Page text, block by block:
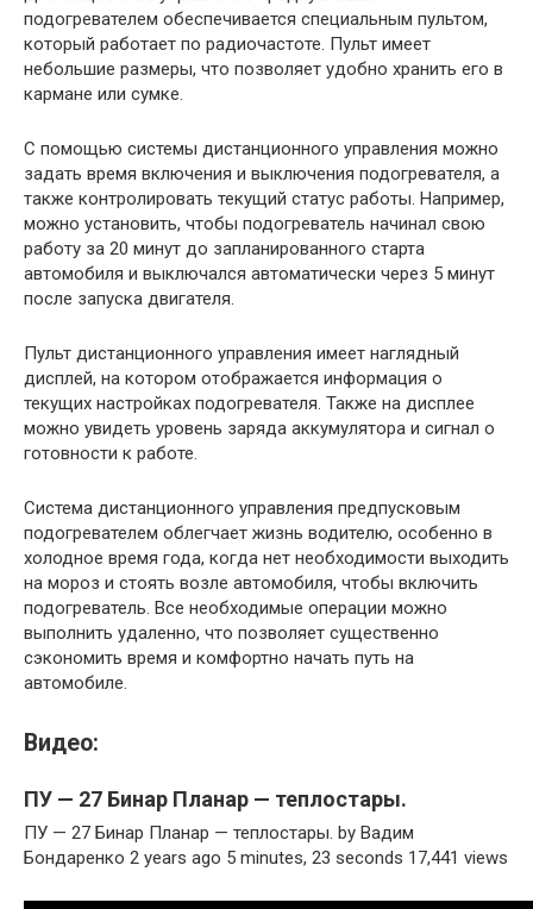
подогревателем обеспечивается специальным пультом,
который работает по радиочастоте. Пульт имеет
небольшие размеры, что позволяет удобно хранить его в
кармане или сумке.
С помощью системы дистанционного управления можно
задать время включения и выключения подогревателя, а
также контролировать текущий статус работы. Например,
можно установить, чтобы подогреватель начинал свою
работу за 20 минут до запланированного старта
автомобиля и выключался автоматически через 5 минут
после запуска двигателя.
Пульт дистанционного управления имеет наглядный
дисплей, на котором отображается информация о
текущих настройках подогревателя. Также на дисплее
можно увидеть уровень заряда аккумулятора и сигнал о
готовности к работе.
Система дистанционного управления предпусковым
подогревателем облегчает жизнь водителю, особенно в
холодное время года, когда нет необходимости выходить
на мороз и стоять возле автомобиля, чтобы включить
подогреватель. Все необходимые операции можно
выполнить удаленно, что позволяет существенно
сэкономить время и комфортно начать путь на
автомобиле.
Видео:
ПУ — 27 Бинар Планар — теплостары.
ПУ — 27 Бинар Планар — теплостары. by Вадим
Бондаренко 2 years ago 5 minutes, 23 seconds 17,441 views